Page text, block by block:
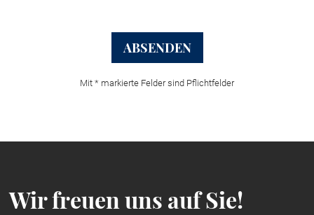
ABSENDEN
Mit * markierte Felder sind Pflichtfelder
Wir freuen uns auf Sie!